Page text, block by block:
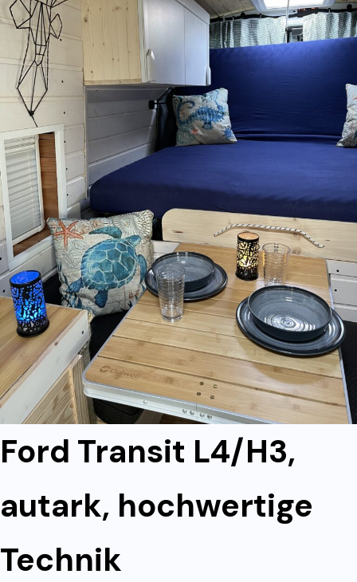
Ford Transit L4/H3,
autark, hochwertige
Technik